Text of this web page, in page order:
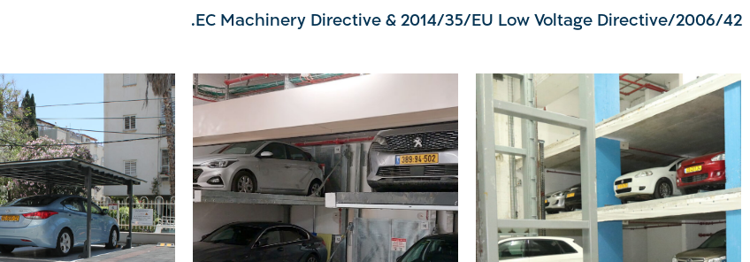
2006/42/EC Machinery Directive & 2014/35/EU Low Voltage Directive.